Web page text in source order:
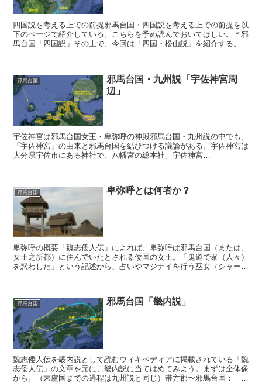
四国説を考える上での前提邪馬台国・四国説を考える上での前提を以
下のページで紹介している。こちらを予め読んでおいてほしい。＊邪
馬台国「四国説」その上で、今回は「四国・松山説」を紹介する。邪
邪馬台国
邪馬台国・九州説「宇佐神宮周
辺」
宇佐神宮は邪馬台国女王・卑弥呼の神殿邪馬台国・九州説の中でも、
「宇佐神宮」の由来と邪馬台国を結びつける議論がある。宇佐神宮は
大分県宇佐市にある神社で、八幡宮の総本社。宇佐神宮
邪馬台国 卑弥呼とは何者か？
卑弥呼の概要「魏志倭人伝」によれば、卑弥呼は邪馬台国（または、
女王之所都）に住んでいたとされる倭国の女王。「鬼道で衆（人々）
を惑わした」という記述から、占いやマジナイを行う巫女（シャーマ
邪馬台国 邪馬台国「畿内説」
魏志倭人伝を畿内説として読むウィキペディアに掲載されている「魏
志倭人伝」の文章を元に、畿内説に当てはめてみよう。まずは全体像
から。（末盧国までの過程は九州説と同じ）帯方郡〜邪馬台国： 帯